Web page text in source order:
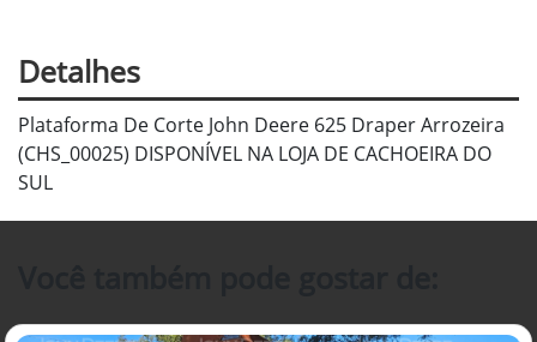
Detalhes
Plataforma De Corte John Deere 625 Draper Arrozeira
(CHS_00025) DISPONÍVEL NA LOJA DE CACHOEIRA DO
SUL